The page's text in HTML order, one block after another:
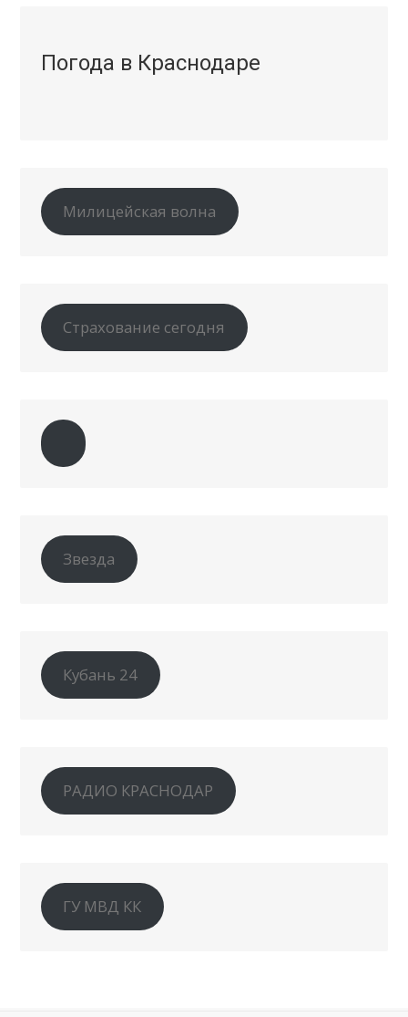
Погода в Краснодаре
Милицейская волна
Страхование сегодня
Звезда
Кубань 24
РАДИО КРАСНОДАР
ГУ МВД КК